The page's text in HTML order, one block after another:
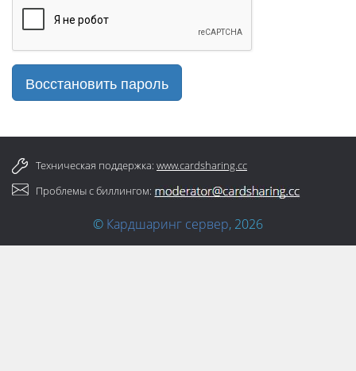
Восстановить пароль
Техническая поддержка: www.cardsharing.cc
Проблемы с биллингом:
© Кардшаринг сервер, 2026